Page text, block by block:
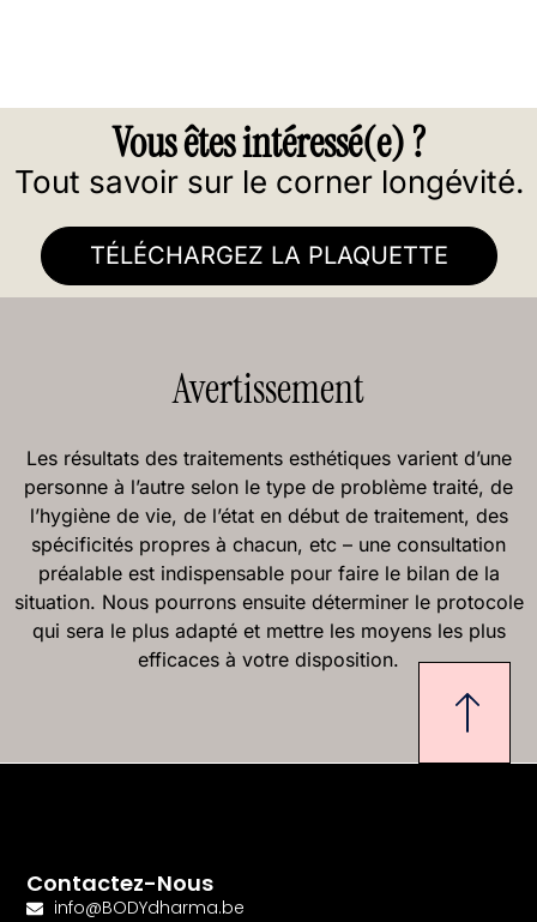
Vous êtes intéressé(e) ?
Tout savoir sur le corner longévité.
TÉLÉCHARGEZ LA PLAQUETTE
Avertissement
Les résultats des traitements esthétiques varient d’une
personne à l’autre selon le type de problème traité, de
l’hygiène de vie, de l’état en début de traitement, des
spécificités propres à chacun, etc – une consultation
préalable est indispensable pour faire le bilan de la
situation. Nous pourrons ensuite déterminer le protocole
qui sera le plus adapté et mettre les moyens les plus
efficaces à votre disposition.
Contactez-Nous
info@BODYdharma.be